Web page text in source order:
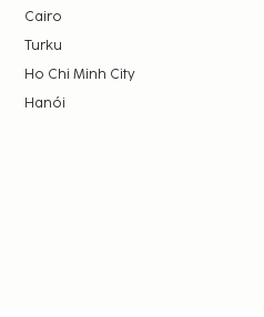
Cairo
Turku
Ho Chi Minh City
Hanói